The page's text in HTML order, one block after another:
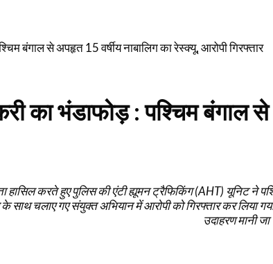
बंगाल से अपहृत 15 वर्षीय नाबालिग का रेस्क्यू, आरोपी गिरफ्तार
का भंडाफोड़ : पश्चिम बंगाल से
हासिल करते हुए पुलिस की एंटी ह्यूमन ट्रैफिकिंग (AHT) यूनिट ने
चलाए गए संयुक्त अभियान में आरोपी को गिरफ्तार कर लिया
उदाहरण मानी जा